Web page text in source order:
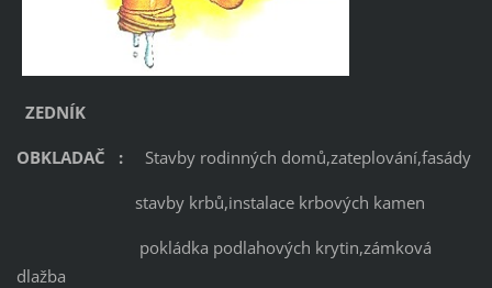
ZEDNÍK
OBKLADAČ : Stavby rodinných domů,zateplování,fasády
stavby krbů,instalace krbových kamen
pokládka podlahových krytin,zámková
dlažba